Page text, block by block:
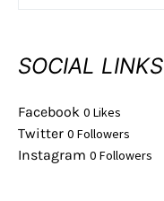
SOCIAL LINKS
Facebook 0 Likes
Twitter 0 Followers
Instagram 0 Followers